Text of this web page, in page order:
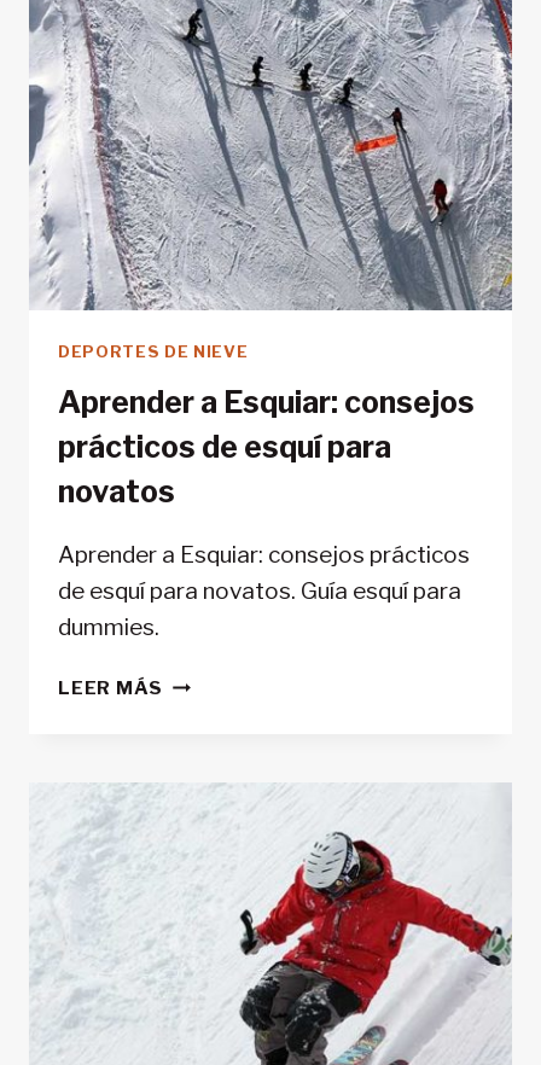
DEPORTES DE NIEVE
Aprender a Esquiar: consejos
prácticos de esquí para
novatos
Aprender a Esquiar: consejos prácticos
de esquí para novatos. Guía esquí para
dummies.
LEER MÁS APRENDER
PRÁCTICOS
ESQUÍ
PARA
NOVATOS